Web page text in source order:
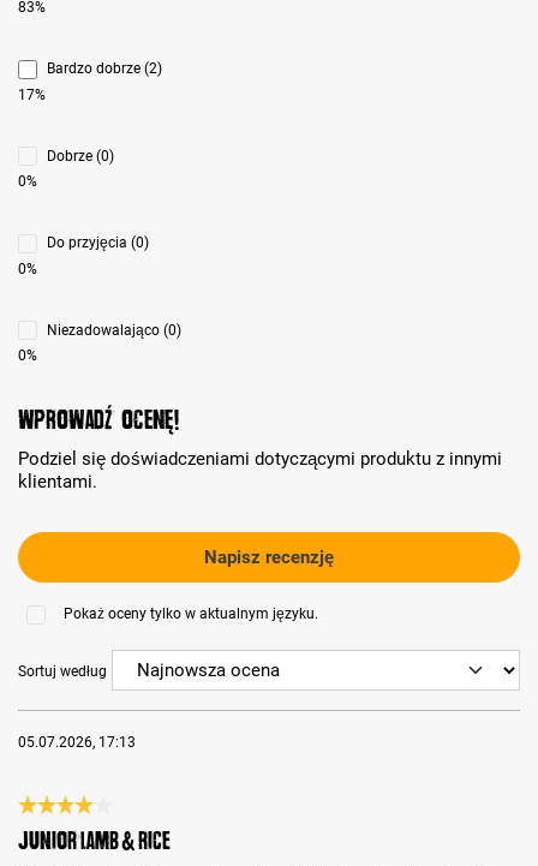
83%
Bardzo dobrze (2)
17%
Dobrze (0)
0%
Do przyjęcia (0)
0%
Niezadowalająco (0)
0%
Wprowadź ocenę!
Podziel się doświadczeniami dotyczącymi produktu z innymi
klientami.
Napisz recenzję
Pokaż oceny tylko w aktualnym języku.
Sortuj według
05.07.2026, 17:13
Recenzja z oceną 4 spośród 5 gwiazdek
Junior Lamb & Rice